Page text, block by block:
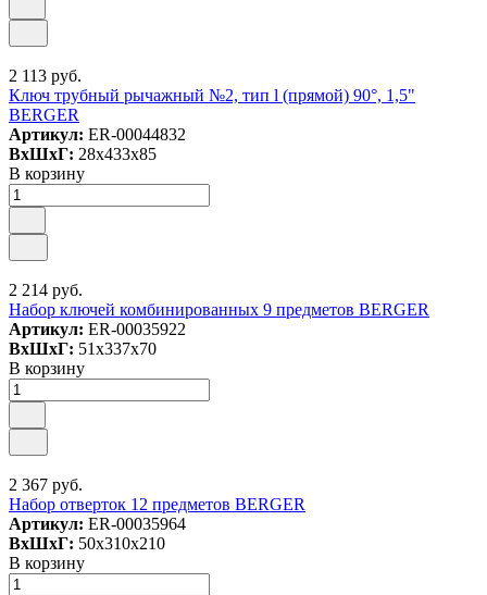
2 113 руб.
Ключ трубный рычажный №2, тип l (прямой) 90°, 1,5"
BERGER
Артикул: ER-00044832
ВxШxГ: 28x433x85
В корзину
2 214 руб.
Набор ключей комбинированных 9 предметов BERGER
Артикул: ER-00035922
ВxШxГ: 51x337x70
В корзину
2 367 руб.
Набор отверток 12 предметов BERGER
Артикул: ER-00035964
ВxШxГ: 50x310x210
В корзину